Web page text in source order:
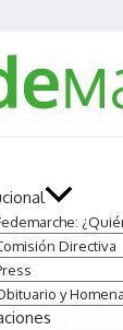
Directiva
y